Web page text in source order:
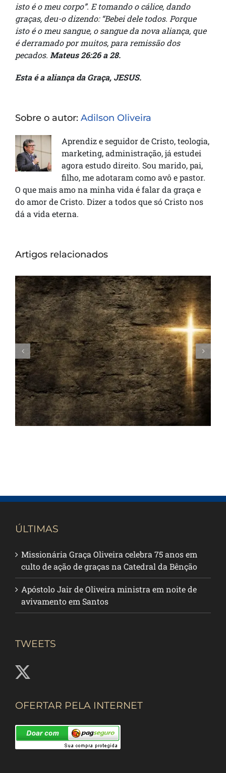
isto é o meu corpo”. E tomando o cálice, dando
graças, deu-o dizendo: “Bebei dele todos. Porque
isto é o meu sangue, o sangue da nova aliança, que
é derramado por muitos, para remissão dos
pecados. Mateus 26:26 a 28.
Esta é a aliança da Graça, JESUS.
Sobre o autor: Adilson Oliveira
Aprendiz e seguidor de Cristo, teologia,
marketing, administração, já estudei
agora estudo direito. Sou marido, pai,
filho, me adotaram como avô e pastor.
O que mais amo na minha vida é falar da graça e
do amor de Cristo. Dizer a todos que só Cristo nos
dá a vida eterna.
Artigos relacionados
A gratidão e o sacrifício de Jesus
ÚLTIMAS
Missionária Graça Oliveira celebra 75 anos em
culto de ação de graças na Catedral da Bênção
Apóstolo Jair de Oliveira ministra em noite de
avivamento em Santos
TWEETS
OFERTAR PELA INTERNET